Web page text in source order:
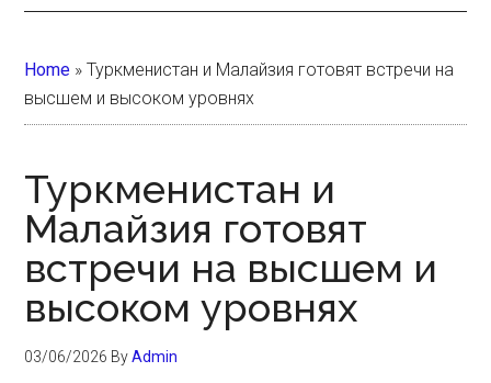
Home »Туркменистан и Малайзия готовят встречи на
высшем и высоком уровнях
Туркменистан и
Малайзия готовят
встречи на высшем и
высоком уровнях
03/06/2026 ByAdmin